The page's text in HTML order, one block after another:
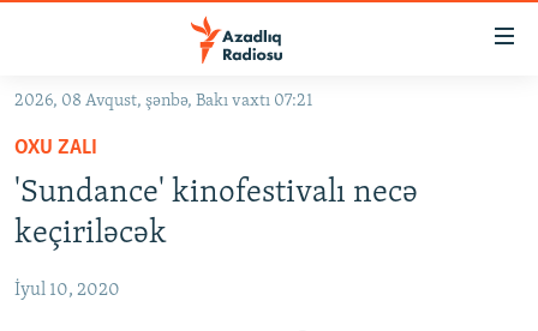
Əsas
qayıt
Əsas
naviqasiyaya
qayıt
Axtarışa
keç
#İZAHLA
KORRUPSIOMETR
#ƏSLINDƏ
FƏRQƏ BAX
2026, 08 Avqust, şənbə, Bakı vaxtı 07:21
OXU ZALI
'Sundance' kinofestivalı necə
keçiriləcək
İyul 10, 2020